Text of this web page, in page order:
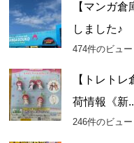
【マンガ
しました♪
474件のビュー
【トレト
荷情報《新
246件のビュー